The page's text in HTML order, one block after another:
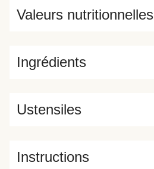
Ingrédients
Valeurs nutritionnelles
Ustensiles
Instructions